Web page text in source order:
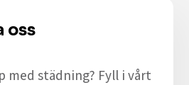
oss
med städning? Fyll i vårt